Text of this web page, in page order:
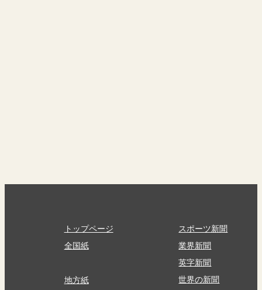
トップページ
全国紙
地方紙
スポーツ新聞
業界新聞
英字新聞
世界の新聞